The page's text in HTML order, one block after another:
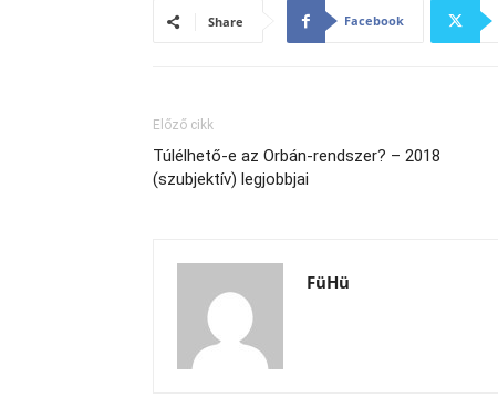
Share Facebook
Előző cikk
Túlélhető-e az Orbán-rendszer? – 2018
(szubjektív) legjobbjai
FüHü